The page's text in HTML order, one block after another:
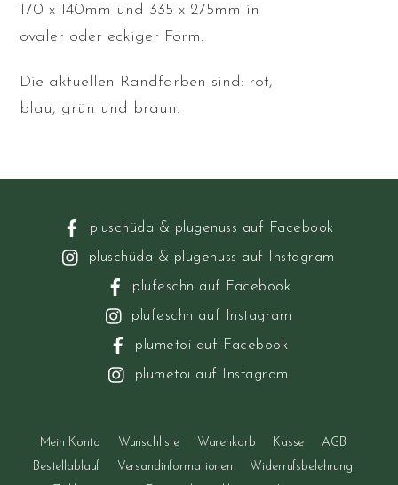
170 x 140mm und 335 x 275mm in
ovaler oder eckiger Form.
Die aktuellen Randfarben sind: rot,
blau, grün und braun.
pluschüda & plugenuss auf Facebook
pluschüda & plugenuss auf Instagram
plufeschn auf Facebook
plufeschn auf Instagram
plumetoi auf Facebook
plumetoi auf Instagram
Mein Konto Wunschliste Warenkorb Kasse
AGB
Bestellablauf
Versandinformationen
Widerrufsbelehrung